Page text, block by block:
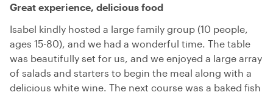
Great experience, delicious food
Isabel kindly hosted a large family group (10 people,
ages 15-80), and we had a wonderful time. The table
was beautifully set for us, and we enjoyed a large array
of salads and starters to begin the meal along with a
delicious white wine. The next course was a baked fish